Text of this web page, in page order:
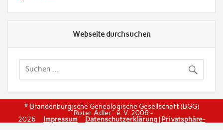
Webseite durchsuchen
© Brandenburgische Genealogische Gesellschaft (BGG)
"Roter Adler" e. V. 2006 -
2026 Impressum Datenschutzerklärung| Privatsphäre-